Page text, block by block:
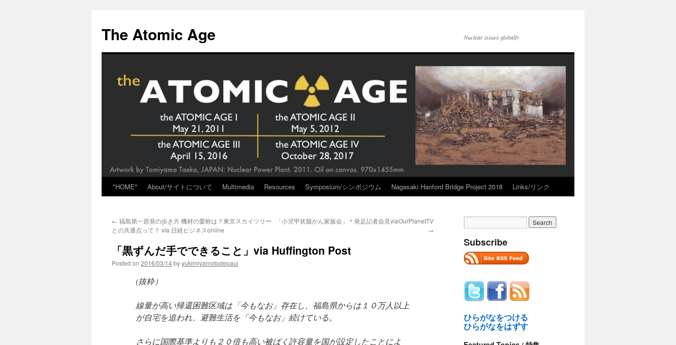
content
The Atomic Age Nuclear issues globally
*HOME* About/サイトについて Multimedia Resources Symposium/シンポジウム Nagasaki Hanford Bridge Project 2018 Links/リンク
← 福島第一原発の歩き方 機材の愛称は？東京スカイツリー
との共通点って？ via 日経ビジネスonline
「小児甲状腺がん家族会」＊発足記者会見viaOurPlanetTV
→
「黒ずんだ手でできること」via Huffington Post
Posted on 2016/03/14byyukimiyamotodepaul
(抜粋）
線量が高い帰還困難区域は「今もなお」存在し、福島県からは１０万人以上
が自宅を追われ、避難生活を「今もなお」続けている。
さらに国際基準よりも２０倍も高い被ばく許容量を国が設定したことによ
Subscribe
ひらがなをつける
ひらがなをはずす